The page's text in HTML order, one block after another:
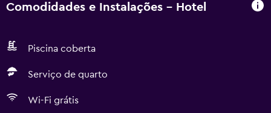
Comodidades e Instalações - Hotel
Piscina coberta
Serviço de quarto
Wi-Fi grátis